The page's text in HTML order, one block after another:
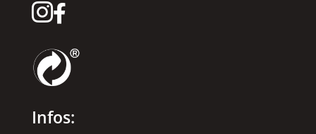

Infos: